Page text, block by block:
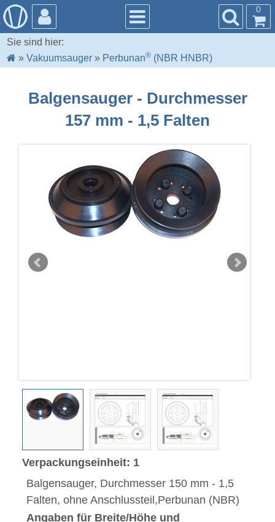
0
Sie sind hier:
»Vakuumsauger » Perbunan® (NBR HNBR)
Balgensauger - Durchmesser
157 mm - 1,5 Falten
Verpackungseinheit: 1
Balgensauger, Durchmesser 150 mm - 1,5
Falten, ohne Anschlussteil,Perbunan (NBR)
Angaben für Breite/Höhe und